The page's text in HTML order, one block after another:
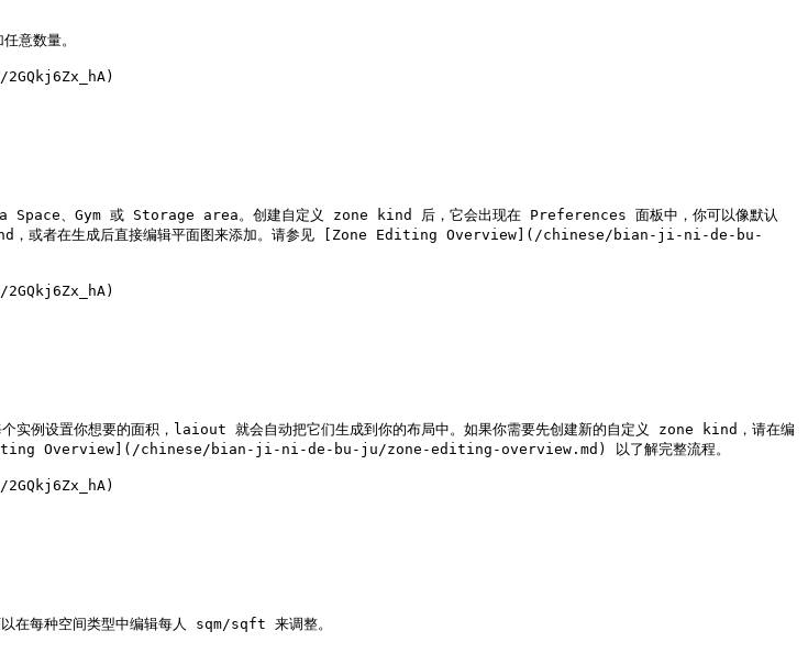
意数量。
Space、Gym 或 Storage area。创建自定义 zone kind 后，它会出现在 Preferences 面板中，你可以像默认
kind，或者在生成后直接编辑平面图来添加。请参见 [Zone Editing Overview](/chinese/bian-ji-ni-de-bu-
实例设置你想要的面积，laiout 就会自动把它们生成到你的布局中。如果你需要先创建新的自定义 zone kind，请在编
Editing Overview](/chinese/bian-ji-ni-de-bu-ju/zone-editing-overview.md) 以了解完整流程。
每种空间类型中编辑每人 sqm/sqft 来调整。